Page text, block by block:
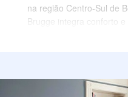
na região Centro-Sul de
Brugge integra conforto
apartamentos à
com sauna e home